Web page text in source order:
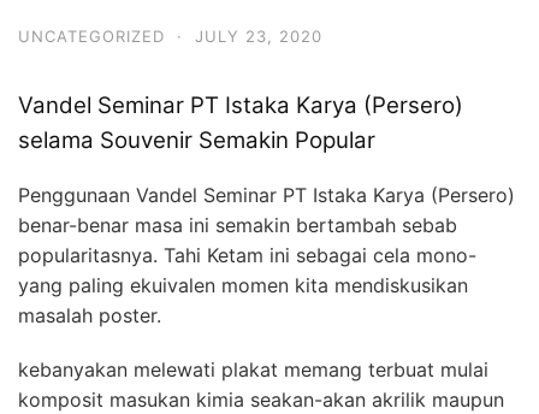
UNCATEGORIZED · JULY 23, 2020
Vandel Seminar PT Istaka Karya (Persero)
selama Souvenir Semakin Popular
Penggunaan Vandel Seminar PT Istaka Karya (Persero)
benar-benar masa ini semakin bertambah sebab
popularitasnya. Tahi Ketam ini sebagai cela mono-
yang paling ekuivalen momen kita mendiskusikan
masalah poster.
kebanyakan melewati plakat memang terbuat mulai
komposit masukan kimia seakan-akan akrilik maupun